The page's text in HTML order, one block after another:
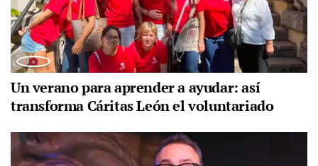
Un verano para aprender a ayudar: así
transforma Cáritas León el voluntariado